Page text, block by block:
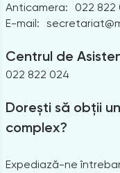
Anticamera:
022 822
E-mail:
Centrul de
022 822 024
Dorești să obții
complex?
Expediază-ne